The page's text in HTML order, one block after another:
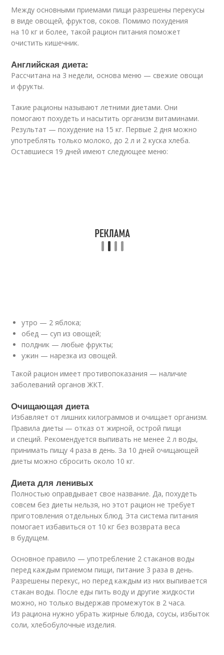
Между основными приемами пищи разрешены перекусы
в виде овощей, фруктов, соков. Помимо похудения
на 10 кг и более, такой рацион питания поможет
очистить кишечник.
Английская диета:
Рассчитана на 3 недели, основа меню — свежие овощи
и фрукты.
Такие рационы называют летними диетами. Они
помогают похудеть и насытить организм витаминами.
Результат — похудение на 15 кг. Первые 2 дня можно
употреблять только молоко, до 2 л и 2 куска хлеба.
Оставшиеся 19 дней имеют следующее меню:
утро — 2 яблока;
обед — суп из овощей;
полдник — любые фрукты;
ужин — нарезка из овощей.
Такой рацион имеет противопоказания — наличие
заболеваний органов ЖКТ.
Очищающая диета
Избавляет от лишних килограммов и очищает организм.
Правила диеты — отказ от жирной, острой пищи
и специй. Рекомендуется выпивать не менее 2 л воды,
принимать пищу 4 раза в день. За 10 дней очищающей
диеты можно сбросить около 10 кг.
Диета для ленивых
Полностью оправдывает свое название. Да, похудеть
совсем без диеты нельзя, но этот рацион не требует
приготовления отдельных блюд. Эта система питания
помогает избавиться от 10 кг без возврата веса
в будущем.
Основное правило — употребление 2 стаканов воды
перед каждым приемом пищи, питание 3 раза в день.
Разрешены перекус, но перед каждым из них выпивается
стакан воды. После еды пить воду и другие жидкости
можно, но только выдержав промежуток в 2 часа.
Из рациона нужно убрать жирные блюда, соусы, избыток
соли, хлебобулочные изделия.